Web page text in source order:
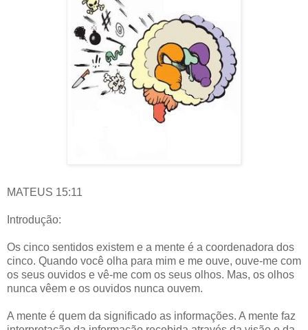
MATEUS 15:11
Introdução:
Os cinco sentidos existem e a mente é a coordenadora dos
cinco. Quando você olha para mim e me ouve, ouve-me com
os seus ouvidos e vê-me com os seus olhos. Mas, os olhos
nunca vêem e os ouvidos nunca ouvem.
A mente é quem da significado as informações. A mente faz